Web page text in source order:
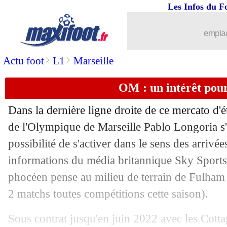
Actu foot> L1 > Marseille
Les Infos du
OM : un intérêt
Dans la dernière ligne droite de ce mercato
de l'Olympique de Marseille Pablo Longoria
possibilité de s'activer dans le sens des
informations du média britannique Sky
phocéen pense au milieu de terrain de
2 matchs toutes compétitions cette saison).
Sous contrat jusqu'en juin 2022 avec les
: le point mercato de Villas-Boas
02/10 Lille: J. Pied - "on sera prêts"
02/10 C3: le tirage complet de la phase de
02/10 C3: Lille tombe sur Milan et le
02/10 C3 : Nice avec Leverkusen !
02/10 Real: Carvajal, la tuile...
Atletico : un proche de Cavani